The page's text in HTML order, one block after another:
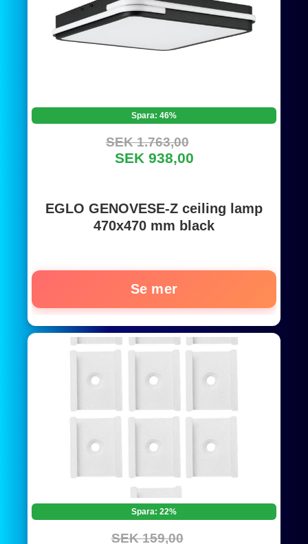
Spara: 46%
SEK 1.763,00
SEK 938,00
EGLO GENOVESE-Z ceiling lamp
470x470 mm black
Se mer
Spara: 22%
SEK 159,00